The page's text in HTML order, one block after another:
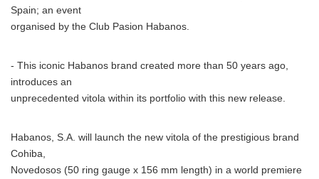
Spain; an event
organised by the Club Pasion Habanos.
- This iconic Habanos brand created more than 50 years ago,
introduces an
unprecedented vitola within its portfolio with this new release.
Habanos, S.A. will launch the new vitola of the prestigious brand
Cohiba,
Novedosos (50 ring gauge x 156 mm length) in a world premiere